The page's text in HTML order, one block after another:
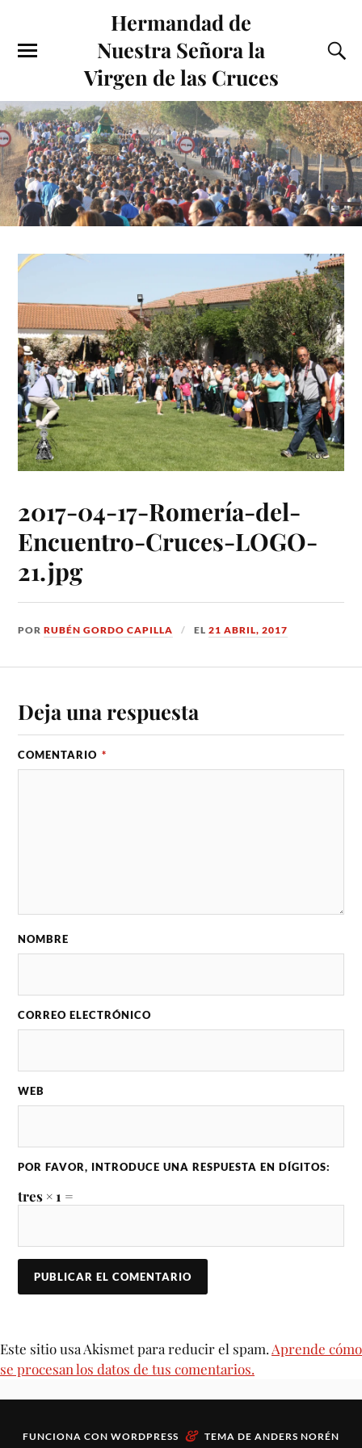
Hermandad de
Nuestra Señora la
Virgen de las Cruces
2017-04-17-Romería-del-
Encuentro-Cruces-LOGO-
21.jpg
PORRUBÉN GORDO CAPILLA EL21 ABRIL, 2017
Deja una respuesta
COMENTARIO *
NOMBRE
CORREO ELECTRÓNICO
WEB
POR FAVOR, INTRODUCE UNA RESPUESTA EN DÍGITOS:
tres × 1 =
Este sitio usa Akismet para reducir el spam. Aprende cómo
se procesan los datos de tus comentarios.
FUNCIONA CON WORDPRESS & TEMA DE ANDERS NORÉN